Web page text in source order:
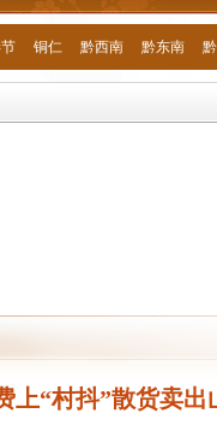
铜仁 黔西南 黔东南
上“村抖”散货卖出